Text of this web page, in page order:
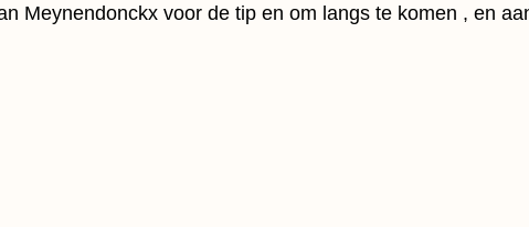
Meynendonckx voor de tip en om langs te komen , en